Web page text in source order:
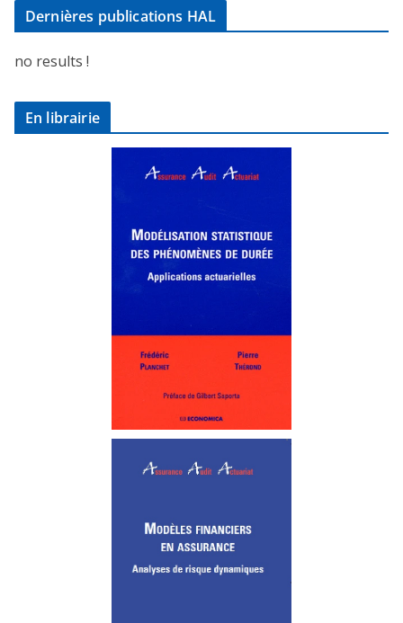
Dernières publications HAL
no results !
En librairie